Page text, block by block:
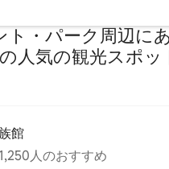
ト・パーク⁠周⁠辺⁠に⁠
人⁠気⁠の観⁠光⁠ス⁠ポ⁠ッ⁠
館
人のおすすめ